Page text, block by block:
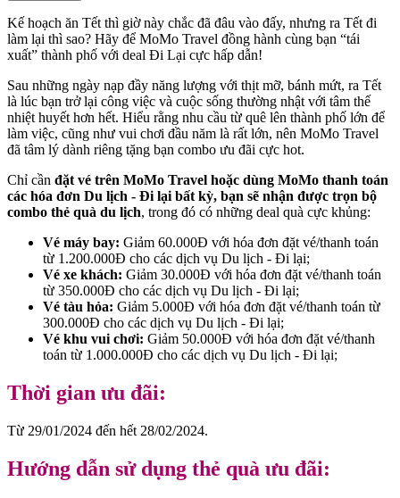
Kế hoạch ăn Tết thì giờ này chắc đã đâu vào đấy, nhưng ra Tết đi
làm lại thì sao? Hãy để MoMo Travel đồng hành cùng bạn “tái
xuất” thành phố với deal Đi Lại cực hấp dẫn!
Sau những ngày nạp đầy năng lượng với thịt mỡ, bánh mứt, ra Tết
là lúc bạn trở lại công việc và cuộc sống thường nhật với tâm thế
nhiệt huyết hơn hết. Hiểu rằng nhu cầu từ quê lên thành phố lớn để
làm việc, cũng như vui chơi đầu năm là rất lớn, nên MoMo Travel
đã tâm lý dành riêng tặng bạn combo ưu đãi cực hot.
Chỉ cần đặt vé trên MoMo Travel hoặc dùng MoMo thanh toán
các hóa đơn Du lịch - Đi lại bất kỳ, bạn sẽ nhận được trọn bộ
combo thẻ quà du lịch, trong đó có những deal quà cực khủng:
Vé máy bay: Giảm 60.000Đ với hóa đơn đặt vé/thanh toán
từ 1.200.000Đ cho các dịch vụ Du lịch - Đi lại;
Vé xe khách: Giảm 30.000Đ với hóa đơn đặt vé/thanh toán
từ 350.000Đ cho các dịch vụ Du lịch - Đi lại;
Vé tàu hỏa: Giảm 5.000Đ với hóa đơn đặt vé/thanh toán từ
300.000Đ cho các dịch vụ Du lịch - Đi lại;
Vé khu vui chơi: Giảm 50.000Đ với hóa đơn đặt vé/thanh
toán từ 1.000.000Đ cho các dịch vụ Du lịch - Đi lại;
Thời gian ưu đãi:
Từ 29/01/2024 đến hết 28/02/2024.
Hướng dẫn sử dụng thẻ quà ưu đãi: